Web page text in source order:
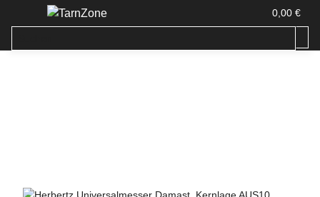
0,00 €